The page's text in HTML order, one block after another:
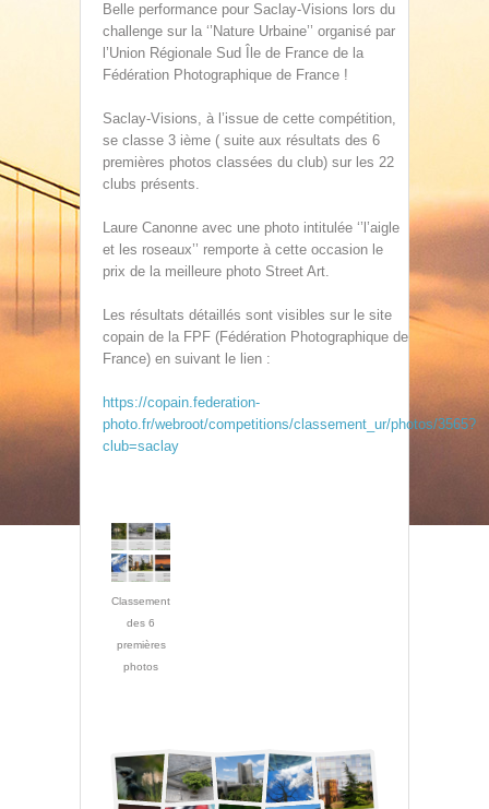
Belle performance pour Saclay-Visions lors du
challenge sur la ‘’Nature Urbaine’’ organisé par
l’Union Régionale Sud Île de France de la
Fédération Photographique de France !
Saclay-Visions, à l’issue de cette compétition,
se classe 3 ième ( suite aux résultats des 6
premières photos classées du club) sur les 22
clubs présents.
Laure Canonne avec une photo intitulée ‘’l’aigle
et les roseaux’’ remporte à cette occasion le
prix de la meilleure photo Street Art.
Les résultats détaillés sont visibles sur le site
copain de la FPF (Fédération Photographique de
France) en suivant le lien :
https://copain.federation-
photo.fr/webroot/competitions/classement_ur/photos/3565?
club=saclay
Classement
des 6
premières
photos